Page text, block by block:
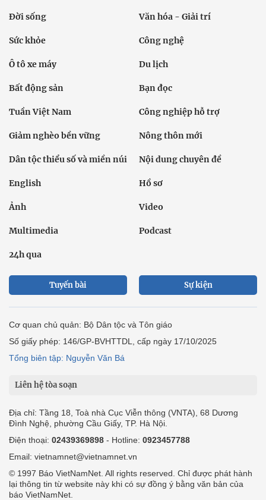
Đời sống Văn hóa - Giải trí
Sức khỏe Công nghệ
Ô tô xe máy Du lịch
Bất động sản Bạn đọc
Tuần Việt Nam Công nghiệp hỗ trợ
Giảm nghèo bền vững Nông thôn mới
Dân tộc thiểu số và miền núi Nội dung chuyên đề
English Hồ sơ
Ảnh Video
Multimedia Podcast
24h qua
Tuyến bài Sự kiện
Cơ quan chủ quản: Bộ Dân tộc và Tôn giáo
Số giấy phép: 146/GP-BVHTTDL, cấp ngày 17/10/2025
Tổng biên tập: Nguyễn Văn Bá
Liên hệ tòa soạn
Địa chỉ: Tầng 18, Toà nhà Cục Viễn thông (VNTA), 68 Dương
Đình Nghệ, phường Cầu Giấy, TP. Hà Nội.
Điện thoại: 02439369898 - Hotline: 0923457788
Email: vietnamnet@vietnamnet.vn
© 1997 Báo VietNamNet. All rights reserved. Chỉ được phát hành
lại thông tin từ website này khi có sự đồng ý bằng văn bản của
báo VietNamNet.